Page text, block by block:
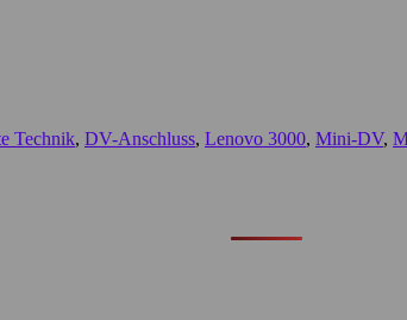
Technik, DV-Anschluss, Lenovo 3000, Mini-DV,